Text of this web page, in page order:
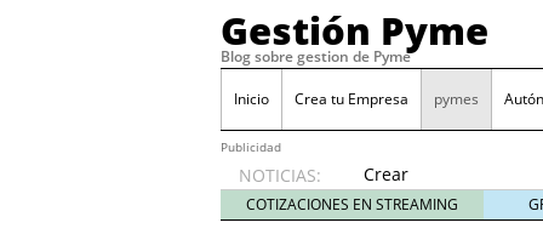
Gestión Pyme
Blog sobre gestion de Pyme
Inicio Crea tu Empresa pymes
Publicidad
NOTICIAS:
Crear
empresa
online vs
COTIZACIONES EN STREAMING